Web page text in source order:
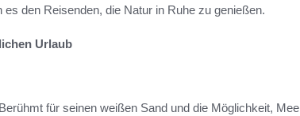
den Reisenden, die Natur in Ruhe zu genießen.
Urlaub
für seinen weißen Sand und die Möglichkeit,